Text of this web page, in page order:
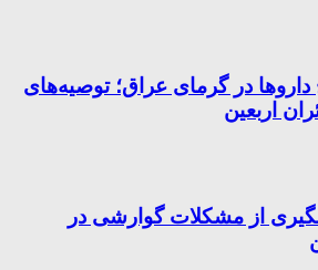
در گرمای عراق؛ توصیه‌های
اربعین
از مشکلات گوارشی در